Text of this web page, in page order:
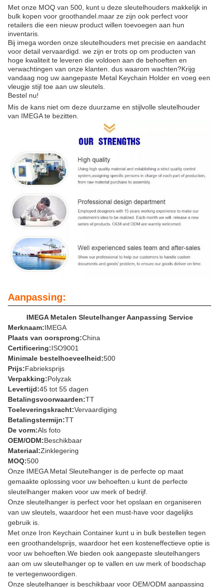
Met onze MOQ van 500, kunt u deze sleutelhouders makkelijk in
bulk kopen voor groothandel.maar ze zijn ook perfect voor
retailers die een nieuw product willen toevoegen aan hun
inventaris.
Bij imega worden onze sleutelhouders met precisie en aandacht
voor detail vervaardigd. we zijn er trots op om producten van
hoge kwaliteit te leveren die voldoen aan de behoeften en
verwachtingen van onze klanten. dus waarom wachten?Krijg
vandaag nog uw aangepaste Metal Keychain Holder en voeg een
vleugje stijl toe aan uw sleutels.
Bestel nu!
Mis de kans niet om deze duurzame en stijlvolle sleutelhouder
van IMEGA te bezitten.
Aanpassing:
IMEGA Metalen Sleutelhanger Aanpassing Service
Merknaam:IMEGA
Plaats van oorsprong:China
Certificering:ISO9001
Minimale bestelhoeveelheid:500
Prijs:Fabrieksprijs
Verpakking:Polyzak
Levertijd:45 tot 55 dagen
Betalingsvoorwaarden:TT
Toeleveringskracht:Vervaardiging
Betalingstermijn:TT
De vorm:Als foto
OEM/ODM:Beschikbaar
Materiaal:Zinklegering
MOQ:500
Onze IMEGA Metal Sleutelhanger is de perfecte op maat
gemaakte oplossing voor uw behoeften.u kunt de perfecte
sleutelhanger maken voor uw merk of bedrijf.
Onze sleutelhanger is perfect voor het opslaan en organiseren
van uw sleutels, waardoor het een must-have voor dagelijks
gebruik is.
Met onze Iron Keychain Container kunt u in bulk bestellen tegen
een groothandelsprijs, waardoor het een kosteneffectieve optie is
voor uw behoeften.We bieden ook aangepaste sleutelhangers
aan om uw sleutelhanger op te vallen en uw merk of boodschap
te vertegenwoordigen.
Onze sleutelhanger is beschikbaar voor OEM/ODM aanpassing